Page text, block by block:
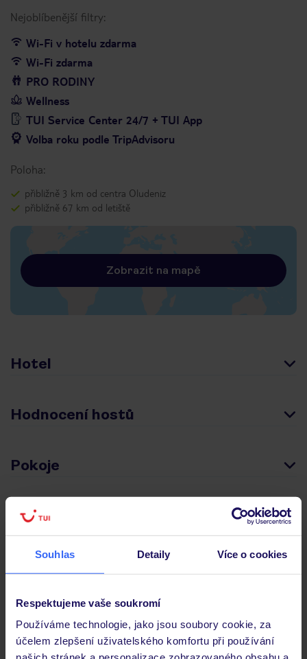
Souhlas Detaily Více o cookies
Respektujeme vaše soukromí
Používáme technologie, jako jsou soubory cookie, za
účelem zlepšení uživatelského komfortu při používání
Nejoblíbenější filtry:
Wi-Fi v hotelu zdarma
Wi-Fi zdarma
PRO RODINY
Wellness
TUI Service Center 24/7 + TUI App
Volba roku podle TripAdvisoru
Poloha:
přibližně 3 km od centra Oludeniz
přibližně 67 km od letiště
Zobrazit na mapě
Hotel
Hodnocení hostů
Pokoje
Stravování
Často kladené otázky
Jaké doklady jsou potřebné při cestování?